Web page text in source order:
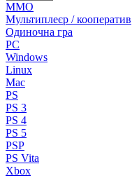
MMO
Мультиплеєр / кооператив
Одиночна гра
PC
Windows
Linux
Mac
PS
PS 3
PS 4
PS 5
PSP
PS Vita
Xbox